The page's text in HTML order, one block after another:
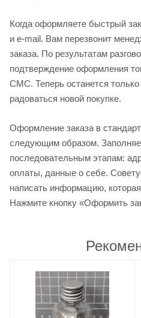
Когда оформляете быстрый
и e-mail. Вам перезвонит
заказа. По результатам
подтверждение оформления
СМС. Теперь останется
радоваться новой покупке.
Оформление заказа в
следующим образом.
последовательным этапам:
оплаты, данные о себе.
написать информацию,
Нажмите кнопку «Оформить